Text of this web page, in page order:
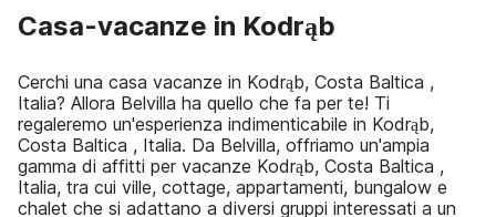
Casa-vacanze in Kodrąb
Cerchi una casa vacanze in Kodrąb, Costa Baltica ,
Italia? Allora Belvilla ha quello che fa per te! Ti
regaleremo un'esperienza indimenticabile in Kodrąb,
Costa Baltica , Italia. Da Belvilla, offriamo un'ampia
gamma di affitti per vacanze Kodrąb, Costa Baltica ,
Italia, tra cui ville, cottage, appartamenti, bungalow e
chalet che si adattano a diversi gruppi interessati a un